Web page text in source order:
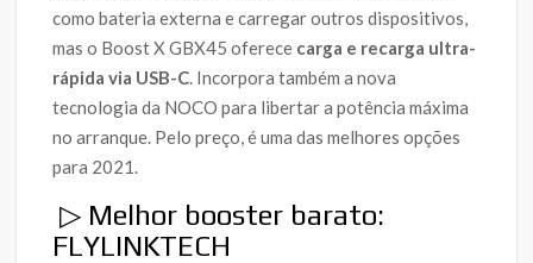
como bateria externa e carregar outros dispositivos,
mas o Boost X GBX45 oferece carga e recarga ultra-
rápida via USB-C. Incorpora também a nova
tecnologia da NOCO para libertar a potência máxima
no arranque. Pelo preço, é uma das melhores opções
para 2021.
▷ Melhor booster barato:
FLYLINKTECH